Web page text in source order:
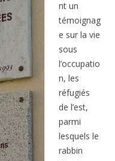
nt un
témoignag
e sur la vie
sous
l’occupatio
n, les
réfugiés
de l’est,
parmi
lesquels le
rabbin